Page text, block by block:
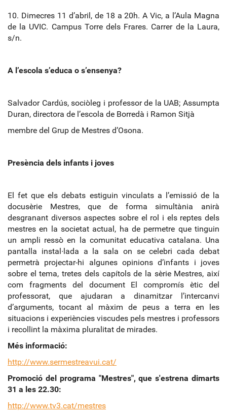
10. Dimecres 11 d’abril, de 18 a 20h. A Vic, a l’Aula Magna
de la UVIC. Campus Torre dels Frares. Carrer de la Laura,
s/n.
A l’escola s’educa o s’ensenya?
Salvador Cardús, sociòleg i professor de la UAB; Assumpta
Duran, directora de l’escola de Borredà i Ramon Sitjà
membre del Grup de Mestres d’Osona.
Presència dels infants i joves
El fet que els debats estiguin vinculats a l’emissió de la
docusèrie Mestres, que de forma simultània anirà
desgranant diversos aspectes sobre el rol i els reptes dels
mestres en la societat actual, ha de permetre que tinguin
un ampli ressò en la comunitat educativa catalana. Una
pantalla instal∙lada a la sala on se celebri cada debat
permetrà projectar‐hi algunes opinions d’infants i joves
sobre el tema, tretes dels capítols de la sèrie Mestres, així
com fragments del document El compromís ètic del
professorat, que ajudaran a dinamitzar l’intercanvi
d’arguments, tocant al màxim de peus a terra en les
situacions i experiències viscudes pels mestres i professors
i recollint la màxima pluralitat de mirades.
Més informació:
http://www.sermestreavui.cat/
Promoció del programa "Mestres", que s'estrena dimarts
31 a les 22.30:
http://www.tv3.cat/mestres